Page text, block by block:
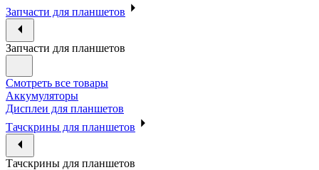
Запчасти для планшетов
Запчасти для планшетов
Смотреть все товары
Аккумуляторы
Дисплеи для планшетов
Тачскрины для планшетов
Тачскрины для планшетов